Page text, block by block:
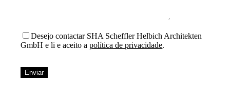
Desejo contactar SHA Scheffler Helbich Architekten
GmbH e li e aceito apolítica de privacidade.
füllen